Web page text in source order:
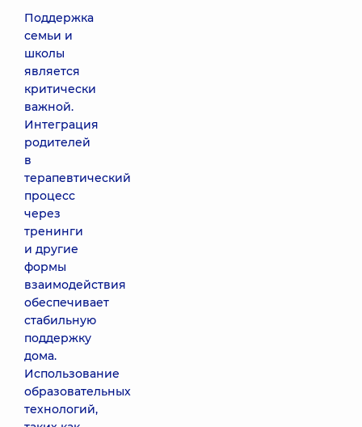
Поддержка
семьи и
школы
является
критически
важной.
Интеграция
родителей
в
терапевтический
процесс
через
тренинги
и другие
формы
взаимодействия
обеспечивает
стабильную
поддержку
дома.
Использование
образовательных
технологий,